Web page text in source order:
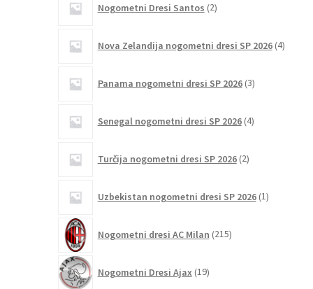
Nogometni Dresi Santos 2izdelka
Nova Zelandija nogometni dresi SP 2026 4izdelki
Panama nogometni dresi SP 2026 3izdelki
Senegal nogometni dresi SP 2026 4izdelki
Turčija nogometni dresi SP 2026 2izdelka
Uzbekistan nogometni dresi SP 2026 1izdelek
Nogometni dresi AC Milan 215izdelkov
Nogometni Dresi Ajax 19izdelkov